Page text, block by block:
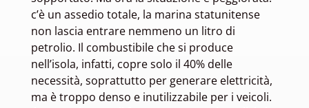
c’è un assedio totale, la marina statunitense
non lascia entrare nemmeno un litro di
petrolio. Il combustibile che si produce
nell’isola, infatti, copre solo il 40% delle
necessità, soprattutto per generare elettricità,
ma è troppo denso e inutilizzabile per i veicoli.